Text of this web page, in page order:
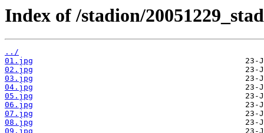
Index of /stadion/
../
01.jpg
02.jpg
03.jpg
04.jpg
05.jpg
06.jpg
07.jpg
08.jpg
09.jpg